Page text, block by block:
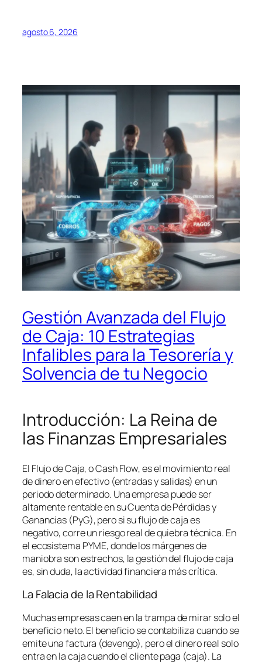
agosto 6, 2026
Gestión Avanzada del Flujo
de Caja: 10 Estrategias
Infalibles para la Tesorería y
Solvencia de tu Negocio
Introducción: La Reina de
las Finanzas Empresariales
El Flujo de Caja, oCash Flow, es el movimiento real
de dinero en efectivo (entradas y salidas) en un
periodo determinado. Una empresa puede ser
altamente rentable en su Cuenta de Pérdidas y
Ganancias (PyG), pero si su flujo de caja es
negativo, corre un riesgo real de quiebra técnica. En
el ecosistema PYME, donde los márgenes de
maniobra son estrechos, la gestión del flujo de caja
es, sin duda, la actividad financiera más crítica.
La Falacia de la Rentabilidad
Muchas empresas caen en la trampa de mirar solo el
beneficio neto. El beneficio se contabiliza cuando se
emite una factura (devengo), pero el dinero real solo
entra en la caja cuando el cliente paga (caja). La